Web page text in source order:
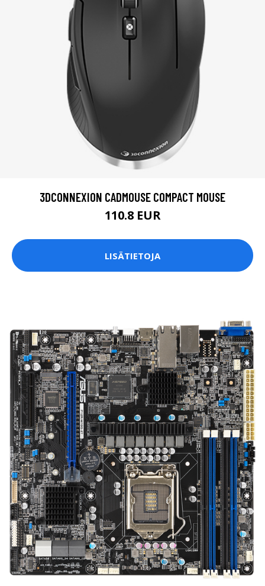
3DCONNEXION CADMOUSE COMPACT MOUSE
110.8 EUR
LISÄTIETOJA